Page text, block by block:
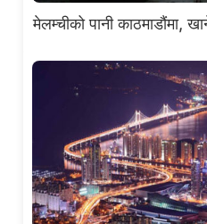
मेलम्चीको पानी काठमाडौंमा,